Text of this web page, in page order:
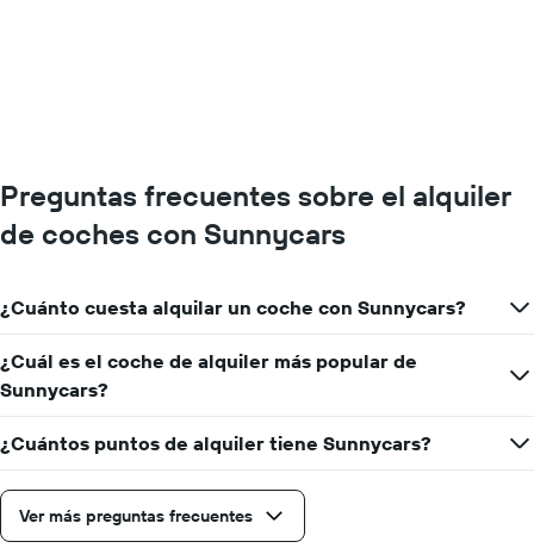
Preguntas frecuentes sobre el alquiler
de coches con Sunnycars
¿Cuánto cuesta alquilar un coche con Sunnycars?
¿Cuál es el coche de alquiler más popular de
Sunnycars?
¿Cuántos puntos de alquiler tiene Sunnycars?
Ver más preguntas frecuentes